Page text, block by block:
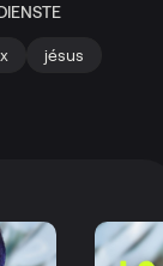
jésus